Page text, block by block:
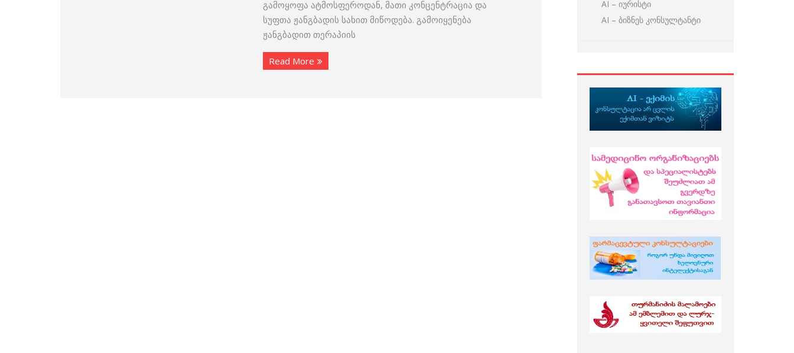
გამოყოფა ატმოსფეროდან, მათი კონცენტრაცია და
სუფთა ჟანგბადის სახით მიწოდება. გამოიყენება
ჟანგბადით თერაპიის
Read More
AI – იურისტი
AI – ბიზნეს კონსულტანტი